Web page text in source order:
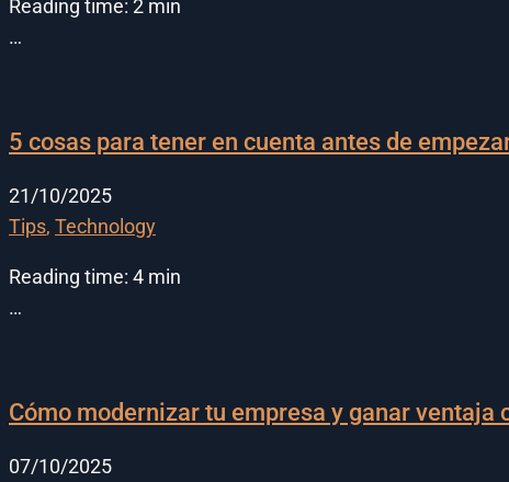
Reading time: 2 min
…
5 cosas para tener en cuenta antes de
21/10/2025
Tips, Technology
Reading time: 4 min
…
Cómo modernizar tu empresa y ganar ventaja
07/10/2025